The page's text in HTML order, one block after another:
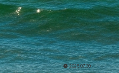
2025.07.30